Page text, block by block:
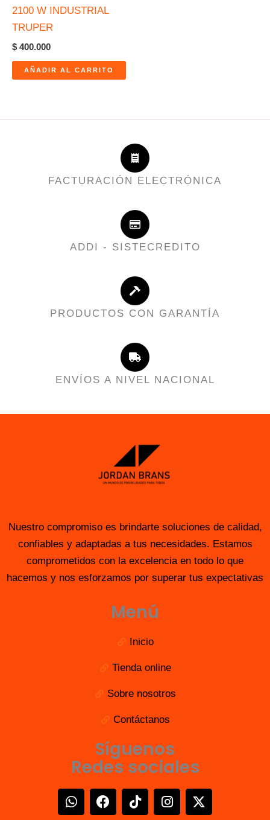
2100 W INDUSTRIAL
TRUPER
$ 400.000
AÑADIR AL CARRITO
FACTURACIÓN ELECTRÓNICA
ADDI - SISTECREDITO
PRODUCTOS CON GARANTÍA
ENVÍOS A NIVEL NACIONAL
Nuestro compromiso es brindarte soluciones de calidad,
confiables y adaptadas a tus necesidades. Estamos
comprometidos con la excelencia en todo lo que
hacemos y nos esforzamos por superar tus expectativas
Menú
Inicio
Tienda online
Sobre nosotros
Contáctanos
Síguenos
Redes sociales
W
h
F
a
T
i
I
n
X
-